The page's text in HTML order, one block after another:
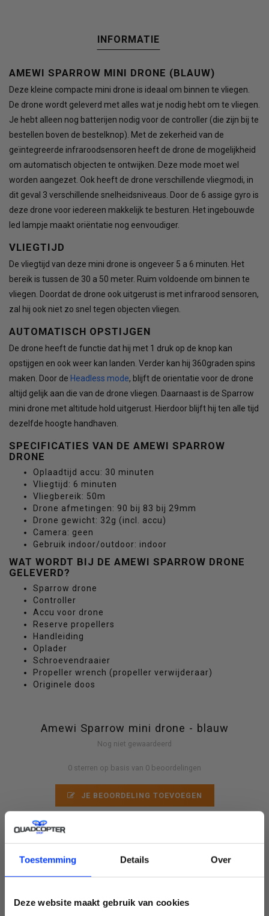
Toestemming Details Over
Deze website maakt gebruik van cookies
INFORMATIE
AMEWI SPARROW MINI DRONE (BLAUW)
Deze kleine compacte mini drone is ideaal om binnen te vliegen.
De drone wordt geleverd met alles wat je nodig hebt om te vliegen.
Je hebt alleen nog batterijen nodig voor de controller (die zijn bij te
bestellen boven de bestelknop). Met de zekerheid van de
geïntegreerde infraroodsensoren heeft de drone de mogelijkheid
om automatisch objecten te ontwijken. Deze mode moet wel
worden aangezet. Ook heeft de drone verschillende vliegmodi, in
dit geval 3 verschillende snelheidsniveaus. Door de 6 assige gyro is
deze drone voor iedereen makkelijk te besturen. Het ingebouwde
led lampje maakt oriëntatie nog eenvoudiger.
VLIEGTIJD
De vliegtijd van deze mini drone is ongeveer 5 a 6 minuten. Het
bereik is tussen de 30 a 50 meter. Ruim voldoende om binnen te
vliegen. Doordat de drone ook uitgerust is met infrarood sensoren,
zal hij ook niet zo snel tegen objecten vliegen.
AUTOMATISCH OPSTIJGEN
De drone heeft de functie dat hij met 1 druk op de knop kan
opstijgen en ook weer kan landen. Verder kan hij 360graden spins
maken. Door de Headless mode, blijft de orientatie voor de drone
altijd gelijk aan die van de drone vliegen. Daarnaast is de Sparrow
mini drone met altitude hold uitgerust. Hierdoor blijft hij ten alle tijd
dezelfde hoogte handhaven.
SPECIFICATIES VAN DE AMEWI SPARROW
DRONE
Oplaadtijd accu: 30 minuten
Vliegtijd: 6 minuten
Vliegbereik: 50m
Drone afmetingen: 90 bij 83 bij 29mm
Drone gewicht: 32g (incl. accu)
Camera: geen
Gebruik indoor/outdoor: indoor
WAT WORDT BIJ DE AMEWI SPARROW DRONE
GELEVERD?
Sparrow drone
Controller
Accu voor drone
Reserve propellers
Handleiding
Oplader
Schroevendraaier
Propeller wrench (propeller verwijderaar)
Originele doos
Amewi Sparrow mini drone - blauw
Nog niet gewaardeerd
0 sterren op basis van 0 beoordelingen
JE BEOORDELING TOEVOEGEN
GERELATEERDE PRODUCTEN